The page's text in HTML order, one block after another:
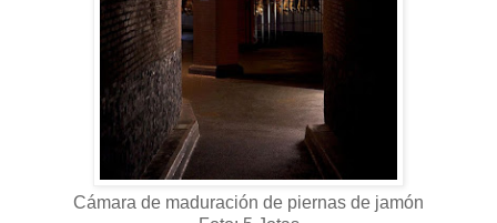
Cámara de maduración de piernas de jamón